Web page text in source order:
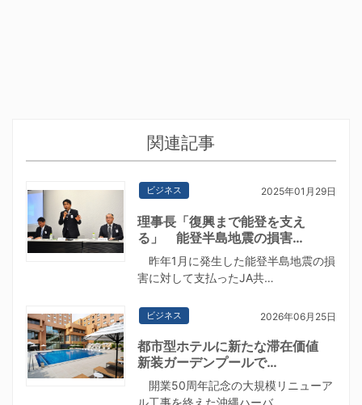
関連記事
ビジネス 2025年01月29日
理事長「復興まで能登を支え
る」 能登半島地震の損害…
昨年1月に発生した能登半島地震の損
害に対して支払ったJA共…
ビジネス 2026年06月25日
都市型ホテルに新たな滞在価値
新装ガーデンプールで…
開業50周年記念の大規模リニューア